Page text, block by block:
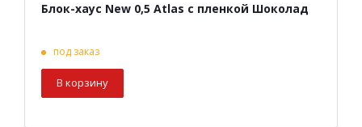
Блок-хаус New 0,5 Atlas с пленкой Шоколад
под заказ
В корзину